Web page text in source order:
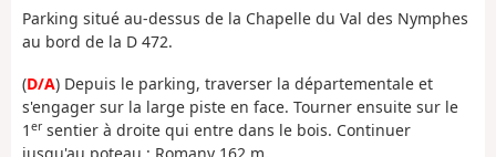
Parking situé au-dessus de la Chapelle du Val des Nymphes
au bord de la D 472.
(D/A) Depuis le parking, traverser la départementale et
s'engager sur la large piste en face. Tourner ensuite sur le
1 er sentier à droite qui entre dans le bois. Continuer